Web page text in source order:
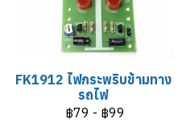
FK1912 ไฟกระพริบข้ามทาง
รถไฟ
฿79 - ฿99